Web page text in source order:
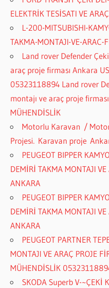
ELEKTRİK TESİSATI VE
L-200-MITSUBISHI-
TAKMA-MONTAJI-VE-ARAC-
Land rover Defender
araç proje firması Ankara
05323118894 Land rover
montajı ve araç proje
MÜHENDİSLİK
Motorlu Karavan /
Projesi. Karavan proje
PEUGEOT BIPPER
DEMİRİ TAKMA MONTAJI VE
ANKARA
PEUGEOT BIPPER
DEMİRİ TAKMA MONTAJI VE
ANKARA
PEUGEOT PARTNER
MONTAJI VE ARAÇ PROJE
MÜHENDİSLİK
SKODA Superb V-~ÇEKİ